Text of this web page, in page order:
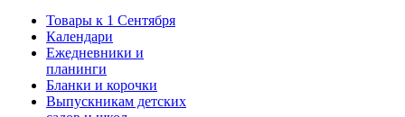
Товары к 1 Сентября
Календари
Ежедневники и
планинги
Бланки и корочки
Выпускникам детских